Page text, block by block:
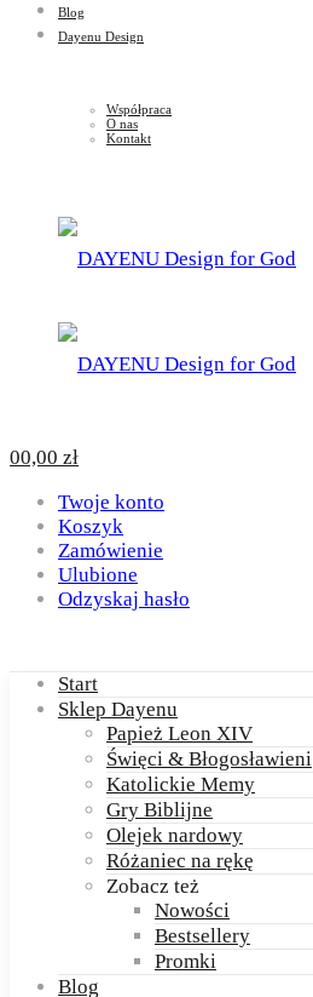
Blog
Dayenu Design
Współpraca
O nas
Kontakt
00,00 zł
Twoje konto
Koszyk
Zamówienie
Ulubione
Odzyskaj hasło
Start
Sklep Dayenu
Papież Leon XIV
Święci & Błogosławieni
Katolickie Memy
Gry Biblijne
Olejek nardowy
Różaniec na rękę
Zobacz też
Nowości
Bestsellery
Promki
Blog